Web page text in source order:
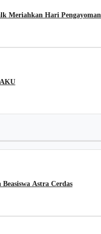
Meriahkan Hari Pengayoman
Astra Cerdas